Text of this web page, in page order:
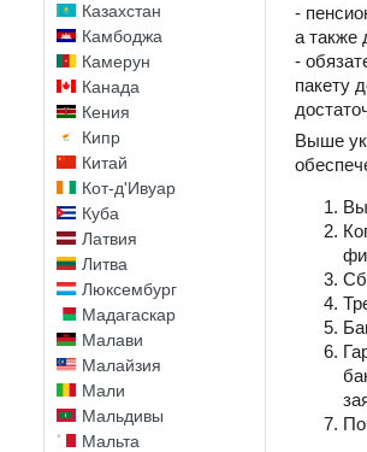
Казахстан
Камбоджа
Камерун
Канада
Кения
Кипр
Китай
Кот-д'Ивуар
Куба
Латвия
Литва
Люксембург
Мадагаскар
Малави
Малайзия
Мали
Мальдивы
Мальта
-
а также
-
пакету
Выше